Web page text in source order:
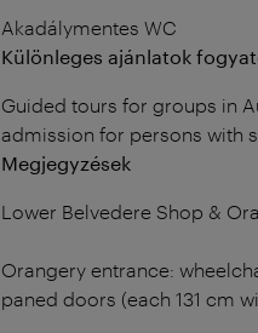
Akadálymentes WC
Különleges ajánlatok
Guided tours for groups in
admission for persons with
Megjegyzések
Lower Belvedere Shop &
Orangery entrance:
paned doors (each 131 cm